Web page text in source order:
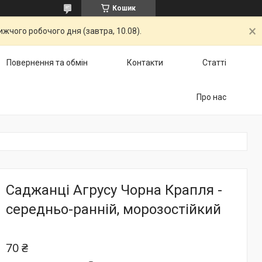
Кошик
робочого дня (завтра, 10.08).
Повернення та обмін Контакти Статті
Про нас
Саджанці Агрусу Чорна Крапля -
середньо-ранній, морозостійкий
70 ₴